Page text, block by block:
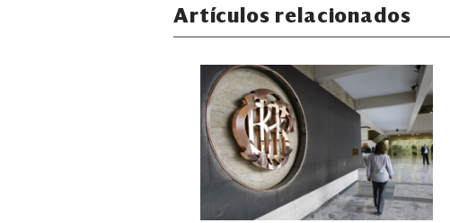
Artículos relacionados